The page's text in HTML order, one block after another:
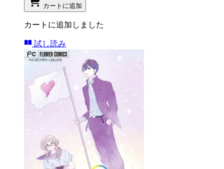
カートに追加
カートに追加しました
試し読み